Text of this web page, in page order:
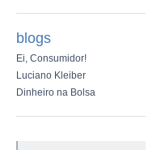
blogs
Ei, Consumidor!
Luciano Kleiber
Dinheiro na Bolsa